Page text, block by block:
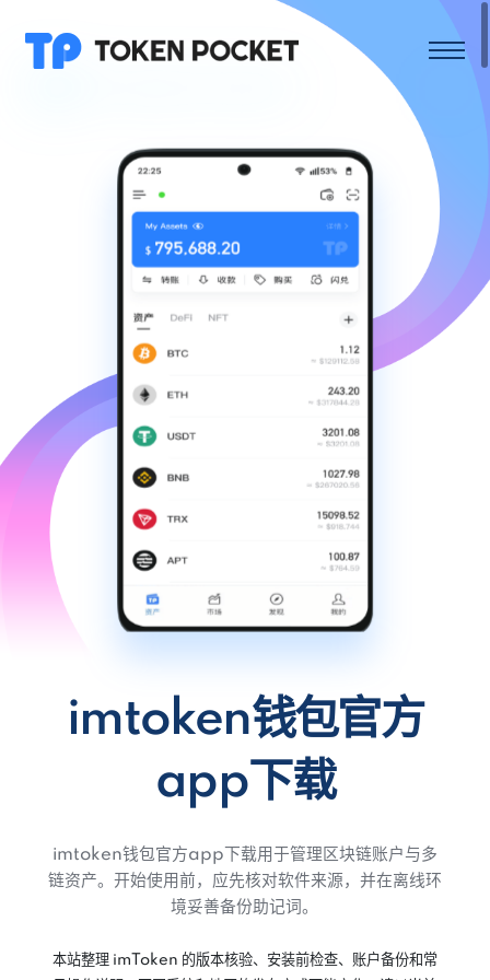
imtoken钱包官方
app下载
imtoken钱包官方app下载用于管理区块链账户与多
链资产。开始使用前，应先核对软件来源，并在离线环
境妥善备份助记词。
本站整理 imToken 的版本核验、安装前检查、账户备份和常